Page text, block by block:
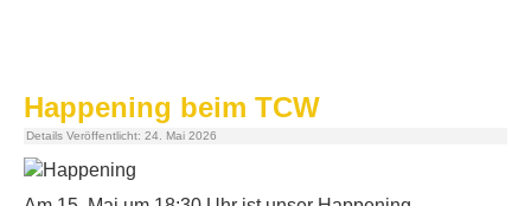
Happening beim TCW
Details Veröffentlicht: 24. Mai 2026